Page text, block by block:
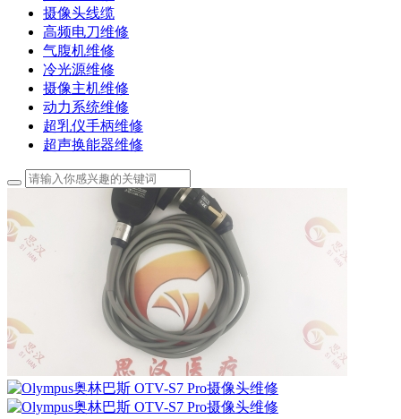
摄像头线缆
高频电刀维修
气腹机维修
冷光源维修
摄像主机维修
动力系统维修
超乳仪手柄维修
超声换能器维修